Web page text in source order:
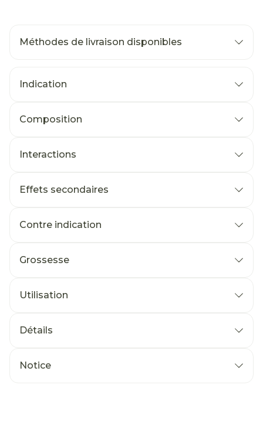
Méthodes de livraison disponibles
Indication
Composition
Interactions
Effets secondaires
Contre indication
Grossesse
Utilisation
Détails
Notice